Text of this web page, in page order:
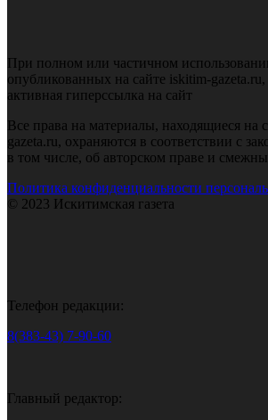
При полном или частичном
опубликованных на сайте iskitim-gazeta.ru,
активная гиперссылка на сайт
Все права на материалы, находящиеся на
gazeta.ru, охраняются в соответствии с
в том числе, об авторском праве и
Политика конфиденциальности
© 2023 Искитимская газета
Телефон редакции:
8(383-43) 7-90-60
Главный редактор: